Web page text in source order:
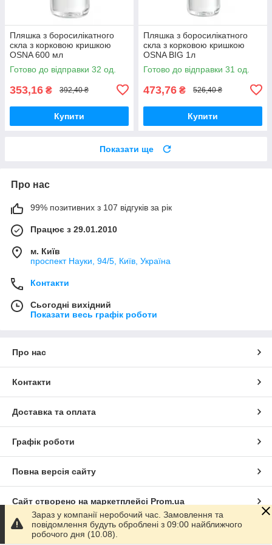
Пляшка з боросилікатного
скла з корковою кришкою
OSNA 600 мл
Готово до відправки 32 од.
353,16 ₴ 392,40 ₴
Купити
Пляшка з боросилікатного
скла з корковою кришкою
OSNA BIG 1л
Готово до відправки 31 од.
473,76 ₴ 526,40 ₴
Купити
Показати ще
Про нас
99% позитивних з 107 відгуків за рік
Працює з 29.01.2010
м. Київ
проспект Науки, 94/5, Київ, Україна
Контакти
Сьогодні вихідний
Показати весь графік роботи
Про нас
Контакти
Доставка та оплата
Графік роботи
Повна версія сайту
Сайт створено на маркетплейсі Prom.ua
Політика конфіденційності
Зараз у компанії неробочий час. Замовлення та
повідомлення будуть оброблені з 09:00 найближчого
робочого дня (10.08).